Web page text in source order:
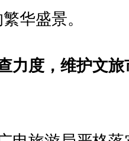
华盛景。
力度，维护文旅